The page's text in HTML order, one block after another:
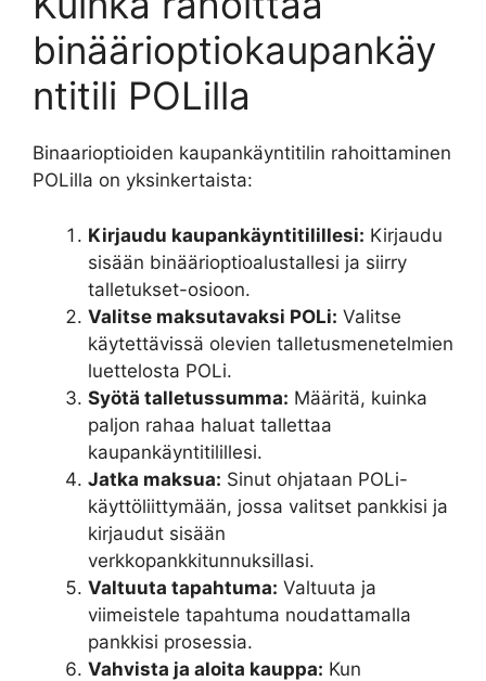
binäärioptiokaupankäy
ntitili POLilla
Binaarioptioiden kaupankäyntitilin rahoittaminen
POLilla on yksinkertaista:
Kirjaudu kaupankäyntitilillesi: Kirjaudu
sisään binäärioptioalustallesi ja siirry
talletukset-osioon.
Valitse maksutavaksi POLi: Valitse
käytettävissä olevien talletusmenetelmien
luettelosta POLi.
Syötä talletussumma: Määritä, kuinka
paljon rahaa haluat tallettaa
kaupankäyntitilillesi.
Jatka maksua: Sinut ohjataan POLi-
käyttöliittymään, jossa valitset pankkisi ja
kirjaudut sisään
verkkopankkitunnuksillasi.
Valtuuta tapahtuma: Valtuuta ja
viimeistele tapahtuma noudattamalla
pankkisi prosessia.
Vahvista ja aloita kauppa: Kun